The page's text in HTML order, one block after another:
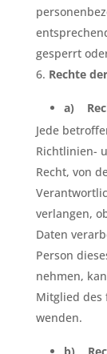
gesperrt
Rechte
a)
Jede
Richtlinien-
Recht, von
verlangen,
Daten
Person
nehmen,
Mitglied des
wenden.